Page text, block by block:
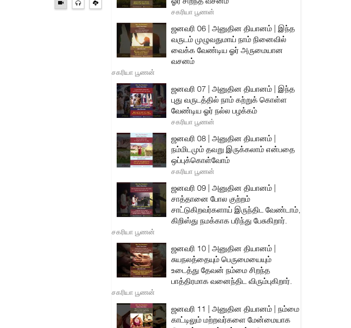
சகரியா பூணன்
ஜனவரி 06 | அனுதின தியானம் | இந்த
வருடம் முழுவதுமாய் நாம் நினைவில்
வைக்க வேண்டிய ஓர் அருமையான
வசனம்
சகரியா பூணன்
ஜனவரி 07 | அனுதின தியானம் | இந்த
புது வருடத்தில் நாம் கற்றுக் கொள்ள
வேண்டிய ஓர் நல்ல பழக்கம்
சகரியா பூணன்
ஜனவரி 08 | அனுதின தியானம் |
நம்மிடமும் தவறு இருக்கலாம் என்பதை
ஒப்புக்கொள்வோம்
சகரியா பூணன்
ஜனவரி 09 | அனுதின தியானம் |
சாத்தானை போல குற்றம்
சாட்டுகிறவர்களாய் இருந்திட வேண்டாம்,
கிறிஸ்து நமக்காக பரிந்து பேசுகிறார்.
சகரியா பூணன்
ஜனவரி 10 | அனுதின தியானம் |
சுயநலத்தையும் பெருமையையும்
உடைத்து தேவன் நம்மை சிறந்த
பாத்திரமாக வனைந்திட விரும்புகிறார்.
சகரியா பூணன்
ஜனவரி 11 | அனுதின தியானம் | நம்மை
காட்டிலும் மற்றவர்களை மேன்மையாக